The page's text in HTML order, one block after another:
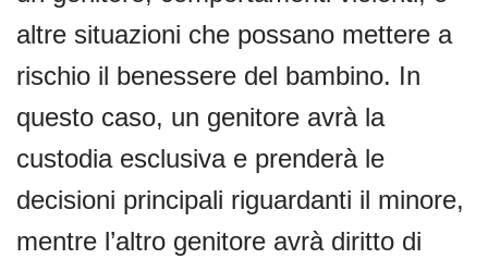
altre situazioni che possano mettere a
rischio il benessere del bambino. In
questo caso, un genitore avrà la
custodia esclusiva e prenderà le
decisioni principali riguardanti il minore,
mentre l’altro genitore avrà diritto di